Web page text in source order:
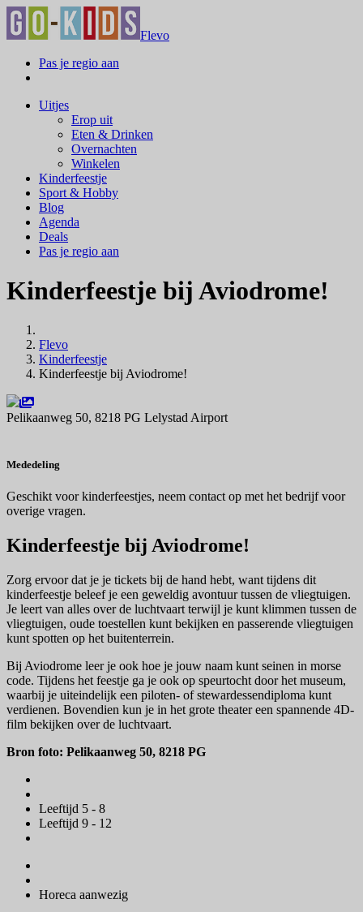
Flevo
Pas je regio aan
Uitjes
Erop uit
Eten & Drinken
Overnachten
Winkelen
Kinderfeestje
Sport & Hobby
Blog
Agenda
Deals
Pas je regio aan
Kinderfeestje bij Aviodrome!
Flevo
Kinderfeestje
Kinderfeestje bij Aviodrome!
Pelikaanweg 50, 8218 PG Lelystad Airport
Mededeling
Geschikt voor kinderfeestjes, neem contact op met het bedrijf voor
overige vragen.
Kinderfeestje bij Aviodrome!
Zorg ervoor dat je je tickets bij de hand hebt, want tijdens dit
kinderfeestje beleef je een geweldig avontuur tussen de vliegtuigen.
Je leert van alles over de luchtvaart terwijl je kunt klimmen tussen de
vliegtuigen, oude toestellen kunt bekijken en passerende vliegtuigen
kunt spotten op het buitenterrein.
Bij Aviodrome leer je ook hoe je jouw naam kunt seinen in morse
code. Tijdens het feestje ga je ook op speurtocht door het museum,
waarbij je uiteindelijk een piloten- of stewardessendiploma kunt
verdienen. Bovendien kun je in het grote theater een spannende 4D-
film bekijken over de luchtvaart.
Bron foto: Pelikaanweg 50, 8218 PG
Leeftijd 5 - 8
Leeftijd 9 - 12
Horeca aanwezig